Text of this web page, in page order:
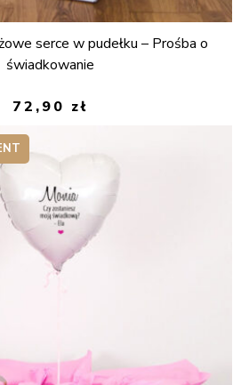
serce w pudełku – Prośba o
świadkowanie
72,90 zł